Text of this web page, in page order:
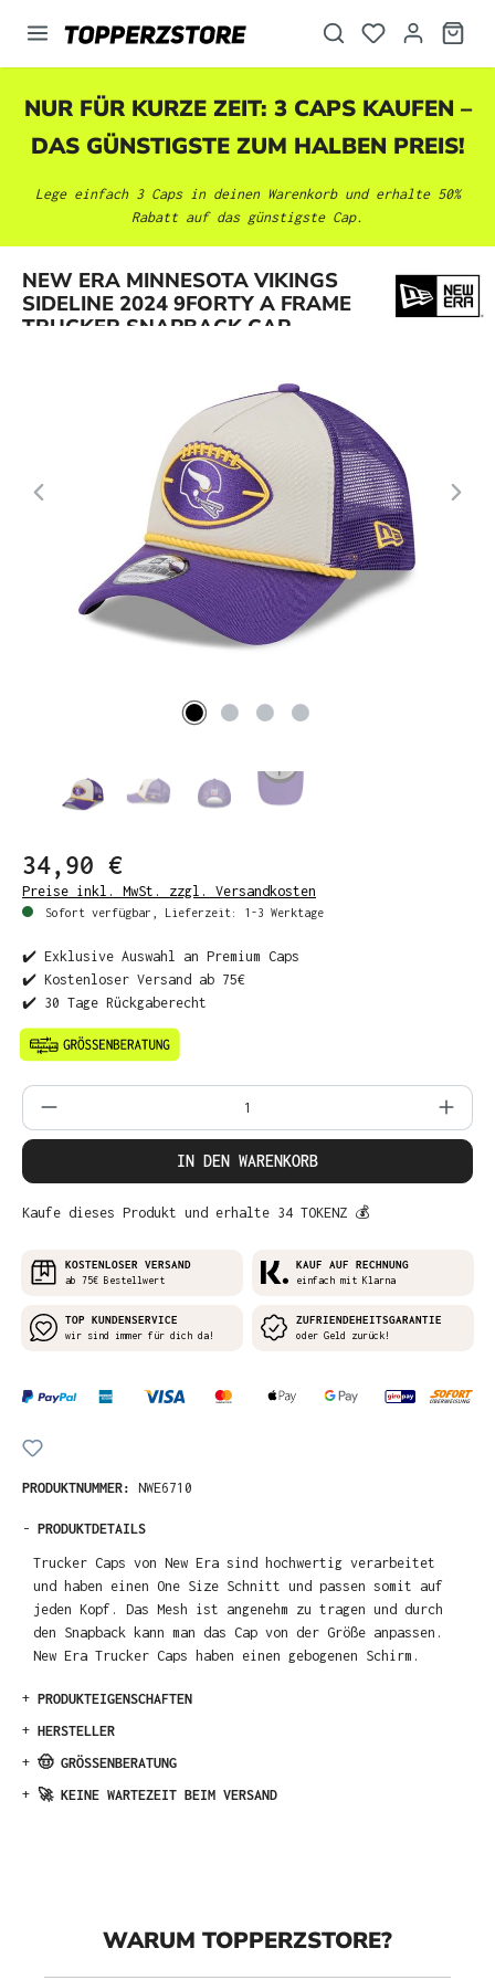
springen
NUR FÜR KURZE ZEIT: 3 CAPS KAUFEN –
DAS GÜNSTIGSTE ZUM HALBEN PREIS!
Lege einfach 3 Caps in deinen Warenkorb und erhalte 50%
Rabatt auf das günstigste Cap.
NEW ERA MINNESOTA VIKINGS
SIDELINE 2024 9FORTY A FRAME
TRUCKER SNAPBACK CAP
Bildergalerie überspringen
34,90 €
Preise inkl. MwSt. zzgl. Versandkosten
Sofort verfügbar, Lieferzeit: 1-3 Werktage
✔️ Exklusive Auswahl an Premium Caps
✔️ Kostenloser Versand ab 75€
✔️ 30 Tage Rückgaberecht
Produkt Anzahl: Gib den gewünschten
IN DEN WARENKORB
Kaufe dieses Produkt und erhalte 34 TOKENZ 💰
KOSTENLOSER VERSAND
ab 75€ Bestellwert
KAUF AUF RECHNUNG
einfach mit Klarna
TOP KUNDENSERVICE
wir sind immer für dich da!
ZUFRIENDEHEITSGARANTIE
oder Geld zurück!
PRODUKTNUMMER: NWE6710
- PRODUKTDETAILS
Trucker Caps von New Era sind hochwertig verarbeitet
und haben einen One Size Schnitt und passen somit auf
jeden Kopf. Das Mesh ist angenehm zu tragen und durch
den Snapback kann man das Cap von der Größe anpassen.
New Era Trucker Caps haben einen gebogenen Schirm.
+ PRODUKTEIGENSCHAFTEN
+ HERSTELLER
+ 🤠 GRÖSSENBERATUNG
+ 🚀 KEINE WARTEZEIT BEIM VERSAND
WARUM TOPPERZSTORE?